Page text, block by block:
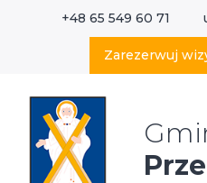
+48 65 549 60 71
Zarezerwuj
Wyszukaj w serwisie